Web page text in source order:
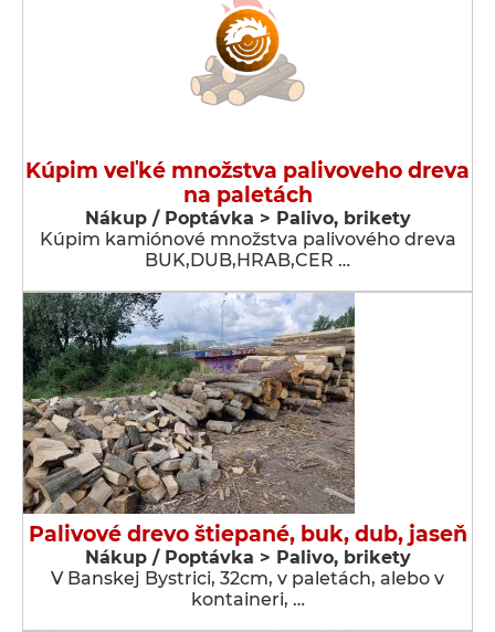
Kúpim veľké množstva palivoveho dreva
na paletách
Nákup / Poptávka > Palivo, brikety
Kúpim kamiónové množstva palivového dreva
BUK,DUB,HRAB,CER …
Palivové drevo štiepané, buk, dub, jaseň
Nákup / Poptávka > Palivo, brikety
V Banskej Bystrici, 32cm, v paletách, alebo v
kontaineri, …